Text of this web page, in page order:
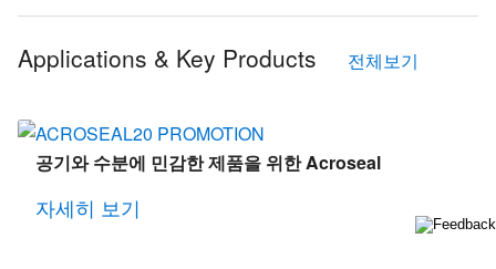
Applications & Key Products 전체보기
공기와 수분에 민감한 제품을 위한 Acroseal
자세히 보기